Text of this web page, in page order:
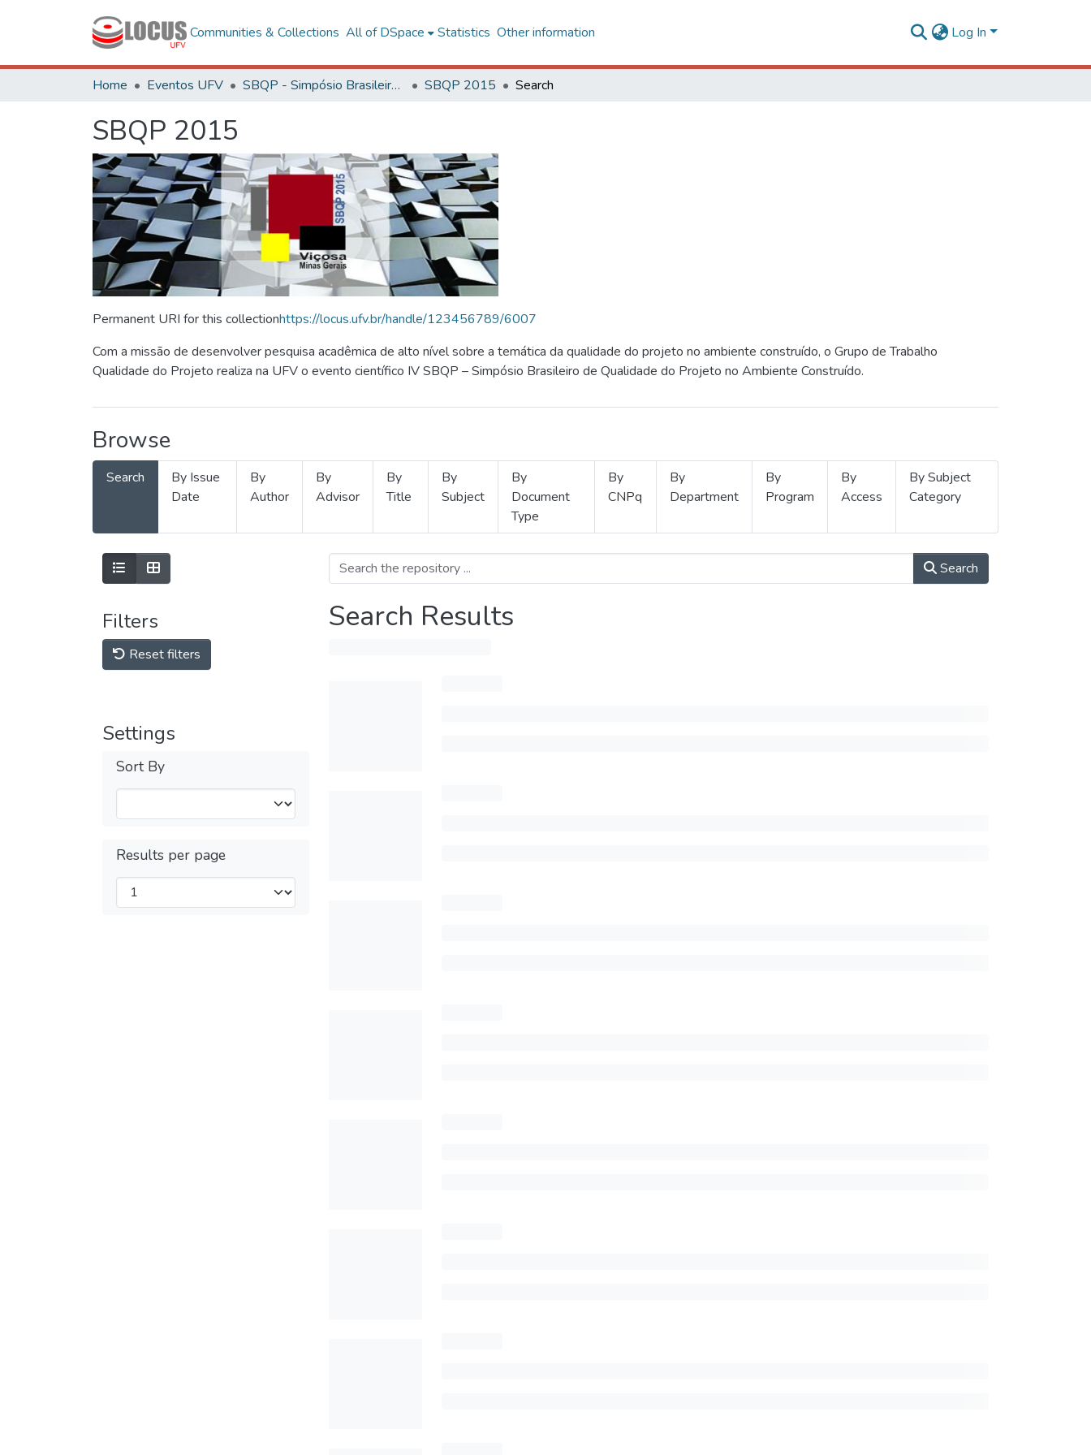
Communities & Collections All of DSpace Statistics Other information Log In
Home Eventos UFV SBQP - Simpósio Brasileiro de Qualidade do Projeto no Ambiente Construído SBQP 2015 Search
SBQP 2015
Permanent URI for this collectionhttps://locus.ufv.br/handle/123456789/6007
Com a missão de desenvolver pesquisa acadêmica de alto nível sobre a temática da qualidade do projeto no ambiente construído, o Grupo de Trabalho
Qualidade do Projeto realiza na UFV o evento científico IV SBQP – Simpósio Brasileiro de Qualidade do Projeto no Ambiente Construído.
Browse
Search
By Issue
Date
By
Author
By
Advisor
By
Title
By
Subject
By
Document
Type
By
CNPq
By
Department
By
Program
By
Access
By Subject
Category
Filters
Reset filters
Settings
Sort By
Results per page
Search
Search Results